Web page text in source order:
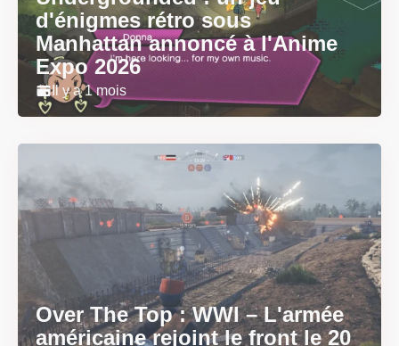
d'énigmes rétro sous
Manhattan annoncé à l'Anime
Expo 2026
Il y a 1 mois
Over The Top : WWI – L'armée
américaine rejoint le front le 20